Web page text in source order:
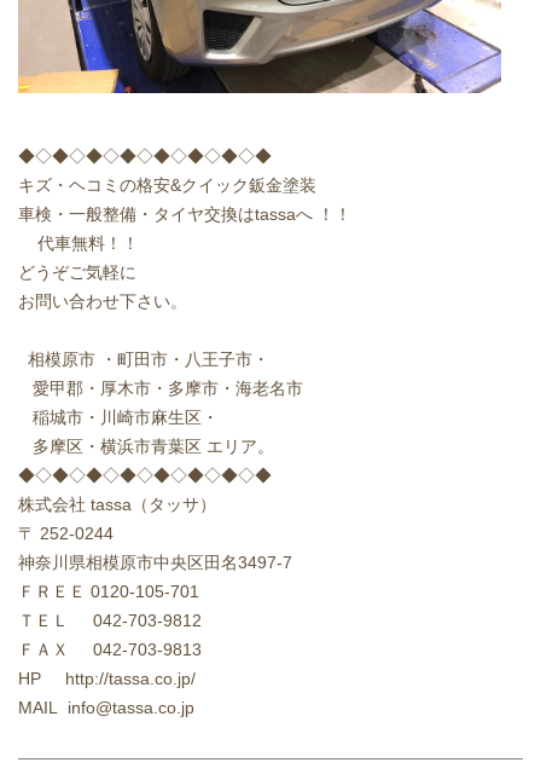
◆◇◆◇◆◇◆◇◆◇◆◇◆◇◆
キズ・ヘコミの格安&クイック鈑金塗装
車検・一般整備・タイヤ交換はtassaへ
！！
代車無料！！
どうぞご気軽に
お問い合わせ下さい。
相模原市
・町田市・八王子市・
愛甲郡・厚木市・多摩市・海老名市
稲城市・川崎市麻生区・
多摩区・横浜市青葉区 エリア。
◆◇◆◇◆◇◆◇◆◇◆◇◆◇◆
株式会社 tassa （タッサ）
〒 252-0244
神奈川県相模原市中央区田名3497-7
ＦＲＥＥ 0120-105-701
ＴＥＬ
042-703-9812
ＦＡＸ
042-703-9813
HP http://tassa.co.jp/
MAIL info@tassa.co.jp